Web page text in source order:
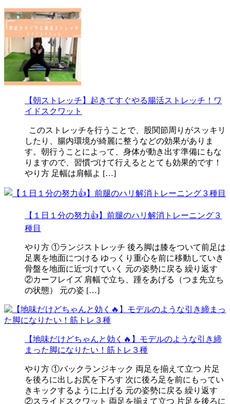
【朝ストレッチ】起きてすぐやる腸活ストレッチ！ワ
イドスクワット
このストレッチを行うことで、股関節周りがスッキリ
したり、腸内環境が綺麗に整うなどの効果がありま
す。朝行うことによって、身体が動き出す準備にもな
りますので、習慣づけて行えるととても効果的です！
やり方 足幅は肩幅よ […]
【１日１分の努力👍】前腿のハリ解消トレーニング３
種目
やり方 ①ランジストレッチ 後ろ脚は膝をついて前足は
足裏を地面につける ゆっくり重心を前に移動していき
骨盤を地面に近づけていく 元の姿勢に戻る 繰り返す
②カーフレイズ 肩幅で立ち、踵をあげる（つま先立ち
の状態） 元の姿 […]
【地味だけどちゃんと効く🔥】モデルのような引き締
まった脚になりたい！筋トレ３種
やり方 ①バックランジキック 両足を揃えて立つ 片足
を後ろに出しお尻を下ろす 次に後ろ足を前にもってい
きキックするように上げる 元の姿勢に戻る 繰り返す
②スライドスクワット 両足を揃えて立つ 片足を後ろに